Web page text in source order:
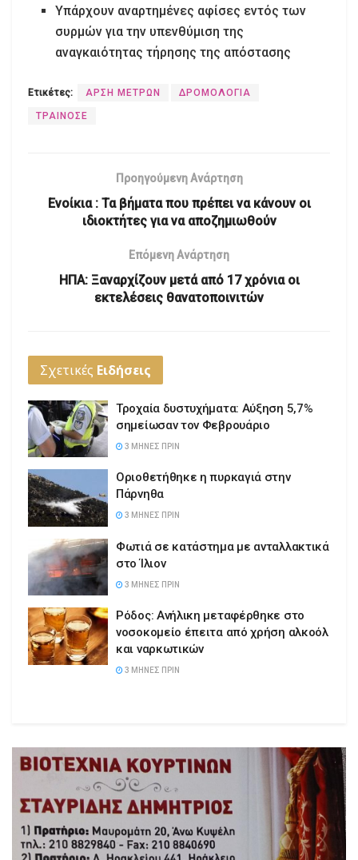
Υπάρχουν αναρτημένες αφίσες εντός των
συρμών για την υπενθύμιση της
αναγκαιότητας τήρησης της απόστασης
Ετικέτες: ΑΡΣΗ ΜΕΤΡΩΝ ΔΡΟΜΟΛΟΓΙΑ
ΤΡΑΙΝΟΣΕ
Προηγούμενη Ανάρτηση
Ενοίκια : Τα βήματα που πρέπει να κάνουν οι
ιδιοκτήτες για να αποζημιωθούν
Επόμενη Ανάρτηση
ΗΠΑ: Ξαναρχίζουν μετά από 17 χρόνια οι
εκτελέσεις θανατοποινιτών
Σχετικές Ειδήσεις
Τροχαία δυστυχήματα: Αύξηση 5,7%
σημείωσαν τον Φεβρουάριο
3 ΜΉΝΕΣ ΠΡΙΝ
Οριοθετήθηκε η πυρκαγιά στην
Πάρνηθα
3 ΜΉΝΕΣ ΠΡΙΝ
Φωτιά σε κατάστημα με ανταλλακτικά
στο Ίλιον
3 ΜΉΝΕΣ ΠΡΙΝ
Ρόδος: Ανήλικη μεταφέρθηκε στο
νοσοκομείο έπειτα από χρήση αλκοόλ
και ναρκωτικών
3 ΜΉΝΕΣ ΠΡΙΝ